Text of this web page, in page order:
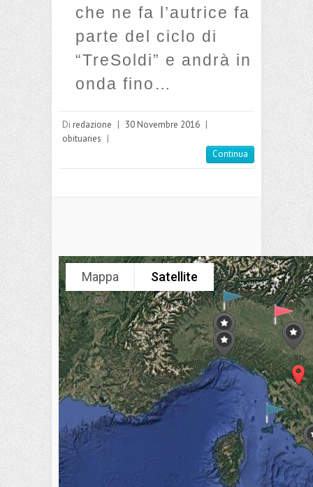
che ne fa l’autrice fa
parte del ciclo di
“TreSoldi” e andrà in
onda fino…
Di redazione | 30 Novembre 2016 |
obituaries |
Continua
Mappa Satellite